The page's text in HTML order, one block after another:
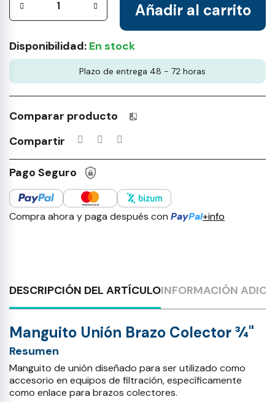
Añadir al carrito
Disponibilidad: En stock
Plazo de entrega 48 - 72 horas
Comparar producto Productos incluidos en tu lista
Compartir
Pago Seguro
Compra ahora y paga después con PayPal+info
DESCRIPCIÓN DEL ARTÍCULOINFORMACIÓN
Manguito Unión Brazo Colector ¾"
Resumen
Manguito de unión diseñado para ser utilizado como
accesorio en equipos de filtración, específicamente
como enlace para brazos colectores.